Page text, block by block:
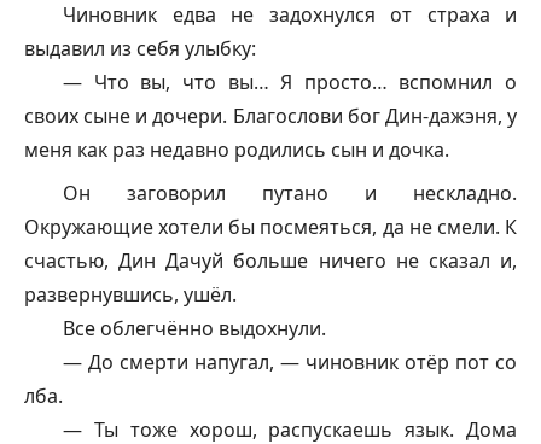
Чиновник едва не задохнулся от страха и
выдавил из себя улыбку:
— Что вы, что вы… Я просто… вспомнил о
своих сыне и дочери. Благослови бог Дин-дажэня, у
меня как раз недавно родились сын и дочка.
Он заговорил путано и нескладно.
Окружающие хотели бы посмеяться, да не смели. К
счастью, Дин Дачуй больше ничего не сказал и,
развернувшись, ушёл.
Все облегчённо выдохнули.
— До смерти напугал, — чиновник отёр пот со
лба.
— Ты тоже хорош, распускаешь язык. Дома